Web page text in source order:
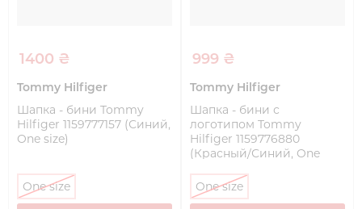
1400 ₴
Tommy Hilfiger
Шапка - бини Tommy
Hilfiger 1159777157 (Синий,
One size)
One size
999 ₴
Tommy Hilfiger
Шапка - бини с
логотипом Tommy
Hilfiger 1159776880
(Красный/Синий, One
One size